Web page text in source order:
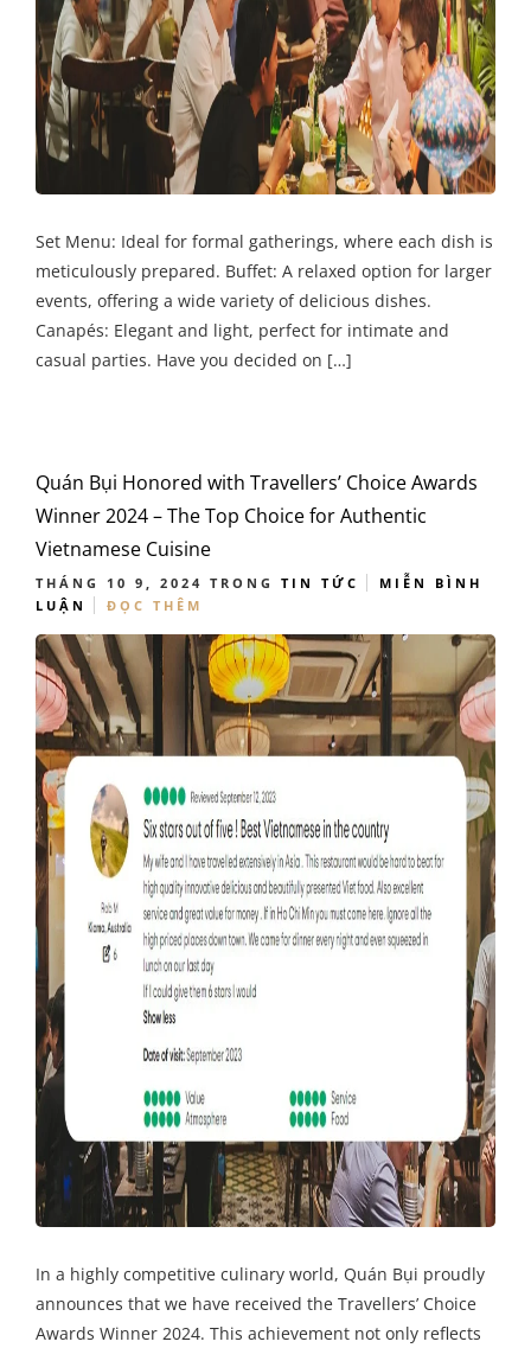
Set Menu: Ideal for formal gatherings, where each dish is
meticulously prepared. Buffet: A relaxed option for larger
events, offering a wide variety of delicious dishes.
Canapés: Elegant and light, perfect for intimate and
casual parties. Have you decided on […]
Quán Bụi Honored with Travellers’ Choice Awards
Winner 2024 – The Top Choice for Authentic
Vietnamese Cuisine
THÁNG 10 9, 2024 TRONG TIN TỨC
MIỄN BÌNH
LUẬN
ĐỌC THÊM
In a highly competitive culinary world, Quán Bụi proudly
announces that we have received the Travellers’ Choice
Awards Winner 2024. This achievement not only reflects